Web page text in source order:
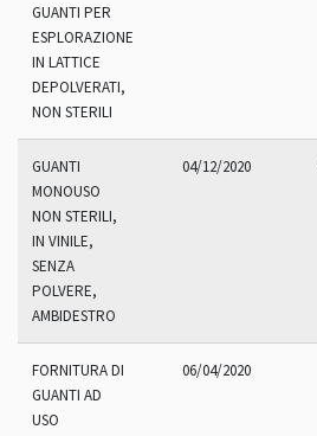
GUANTI PER
ESPLORAZIONE
IN LATTICE
DEPOLVERATI,
NON STERILI
GUANTI
MONOUSO
NON STERILI,
IN VINILE,
SENZA
POLVERE,
AMBIDESTRO
04/12/2020
FORNITURA DI
GUANTI AD
USO
06/04/2020